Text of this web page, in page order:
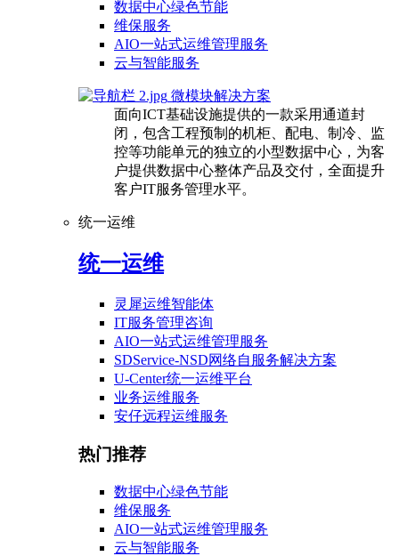
数据中心绿色节能
维保服务
AIO一站式运维管理服务
云与智能服务
微模块解决方案
面向ICT基础设施提供的一款采用通道封
闭，包含工程预制的机柜、配电、制冷、监
控等功能单元的独立的小型数据中心，为客
户提供数据中心整体产品及交付，全面提升
客户IT服务管理水平。
统一运维
统一运维
灵犀运维智能体
IT服务管理咨询
AIO一站式运维管理服务
SDService-NSD网络自服务解决方案
U-Center统一运维平台
业务运维服务
安仔远程运维服务
热门推荐
数据中心绿色节能
维保服务
AIO一站式运维管理服务
云与智能服务